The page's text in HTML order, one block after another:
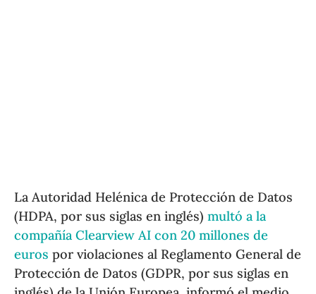
La Autoridad Helénica de Protección de Datos
(HDPA, por sus siglas en inglés)multó a la
compañía Clearview AI con 20 millones de
euros por violaciones al Reglamento General de
Protección de Datos (GDPR, por sus siglas en